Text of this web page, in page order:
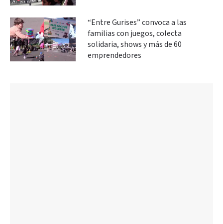
“Entre Gurises” convoca a las
familias con juegos, colecta
solidaria, shows y más de 60
emprendedores